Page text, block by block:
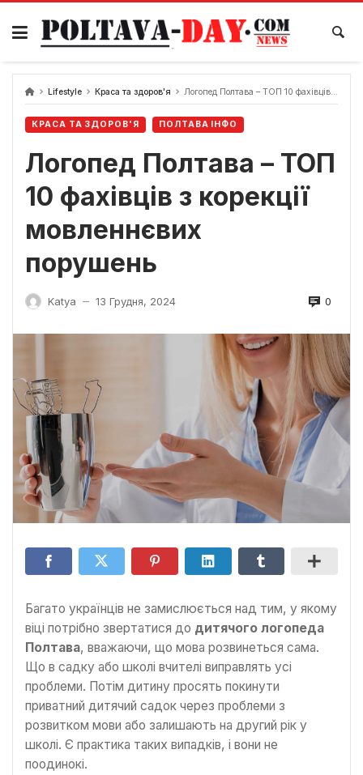
Skip
content
Lifestyle Краса та здоров'я Логопед Полтава – ТОП 10 фахівців з корекції мовленнєвих порушень
КРАСА ТА ЗДОРОВ'Я ПОЛТАВА ІНФО
Логопед Полтава – ТОП
10 фахівців з корекції
мовленнєвих
порушень
Katya — 13 Грудня, 2024 0
Багато українців не замислюється над тим, у якому
віці потрібно звертатися до дитячого логопеда
Полтава, вважаючи, що мова розвинеться сама.
Що в садку або школі вчителі виправлять усі
проблеми. Потім дитину просять покинути
приватний дитячий садок через проблеми з
розвитком мови або залишають на другий рік у
школі. Є практика таких випадків, і вони не
поодинокі.